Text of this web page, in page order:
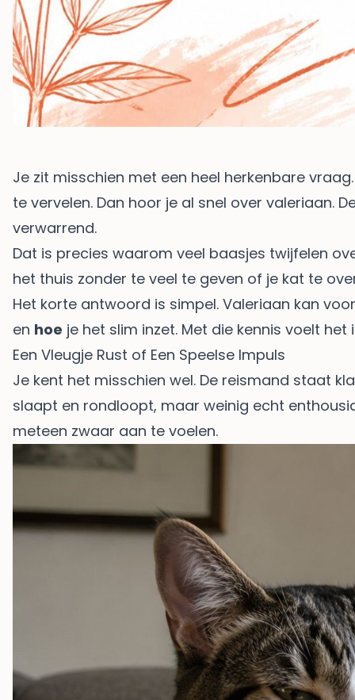
Je zit misschien met een heel herkenbare
te vervelen. Dan hoor je al snel over valeriaan.
verwarrend.
Dat is precies waarom veel baasjes twijfelen
het thuis zonder te veel te geven of je kat te
Het korte antwoord is simpel. Valeriaan kan
en hoe je het slim inzet. Met die kennis voelt
Een Vleugje Rust of Een Speelse Impuls
Je kent het misschien wel. De reismand staat
slaapt en rondloopt, maar weinig echt
meteen zwaar aan te voelen.